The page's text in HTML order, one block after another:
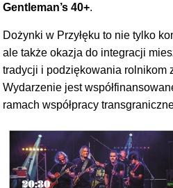
Gentleman’s 40+.
Dożynki w Przyłęku to nie tylko
ale także okazja do integracji
tradycji i podziękowania rolnikom
Wydarzenie jest
ramach współpracy